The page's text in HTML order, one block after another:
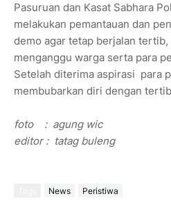
Pasuruan dan Kasat Sabhara
melakukan pemantauan dan
demo agar tetap berjalan tertib,
menganggu warga serta para
Setelah diterima aspirasi para
membubarkan diri dengan
foto : agung wic
editor : tatag buleng
News Peristiwa